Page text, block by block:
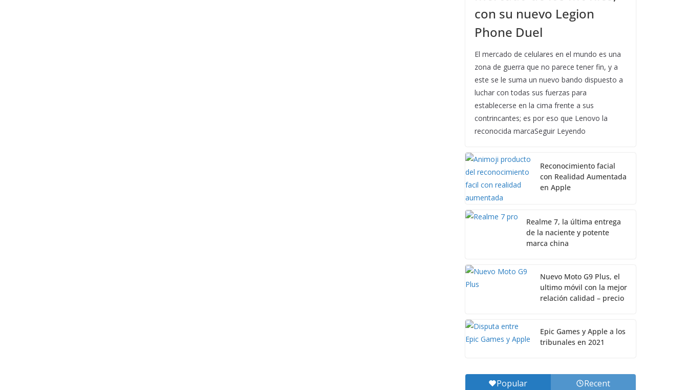
con su nuevo Legion
Phone Duel
El mercado de celulares en el mundo es una
zona de guerra que no parece tener fin, y a
este se le suma un nuevo bando dispuesto a
luchar con todas sus fuerzas para
establecerse en la cima frente a sus
contrincantes; es por eso que Lenovo la
reconocida marcaSeguir Leyendo
Reconocimiento facial
con Realidad Aumentada
en Apple
Realme 7, la última entrega
de la naciente y potente
marca china
Nuevo Moto G9 Plus, el
ultimo móvil con la mejor
relación calidad – precio
Epic Games y Apple a los
tribunales en 2021
Popular Recent